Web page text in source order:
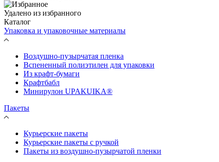
Удалено из избранного
Каталог
Упаковка и упаковочные материалы
Воздушно-пузырчатая пленка
Вспененный полиэтилен для упаковки
Из крафт-бумаги
Крафтбабл
Минирулон UPAKUIKA®
Пакеты
Курьерские пакеты
Курьерские пакеты с ручкой
Пакеты из воздушно-пузырчатой пленки